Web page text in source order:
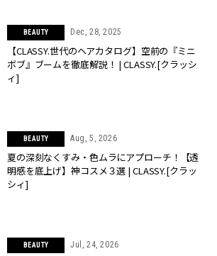
BEAUTY Dec, 28, 2025
【CLASSY.世代のヘアカタログ】空前の『ミニ
ボブ』ブームを徹底解説！ | CLASSY.[クラッシ
ィ]
BEAUTY Aug, 5, 2026
夏の深刻なくすみ・色ムラにアプローチ！【透
明感を底上げ】神コスメ３選 | CLASSY.[クラッ
シィ]
BEAUTY Jul, 24, 2026